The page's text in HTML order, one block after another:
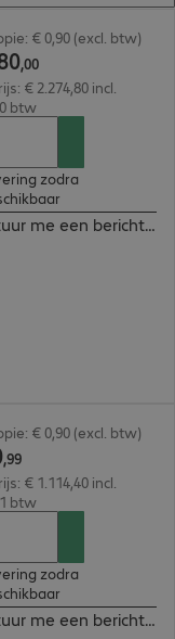
€ 0,90 (excl. btw)
,00
€ 2.274,80 incl.
btw
zodra
me een bericht
€ 0,90 (excl. btw)
,99
€ 1.114,40 incl.
btw
zodra
me een bericht